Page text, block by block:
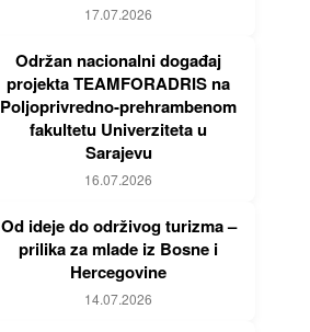
17.07.2026
Održan nacionalni događaj
projekta TEAMFORADRIS na
Poljoprivredno-prehrambenom
fakultetu Univerziteta u
Sarajevu
16.07.2026
Od ideje do održivog turizma –
prilika za mlade iz Bosne i
Hercegovine
14.07.2026